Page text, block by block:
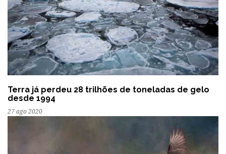
Terra já perdeu 28 trilhões de toneladas de gelo
desde 1994
27 ago 2020